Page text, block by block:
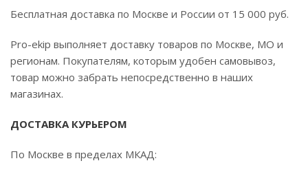
Бесплатная доставка по Москве и России от 15 000 руб.
Pro-ekip выполняет доставку товаров по Москве, МО и
регионам. Покупателям, которым удобен самовывоз,
товар можно забрать непосредственно в наших
магазинах.
ДОСТАВКА КУРЬЕРОМ
По Москве в пределах МКАД: